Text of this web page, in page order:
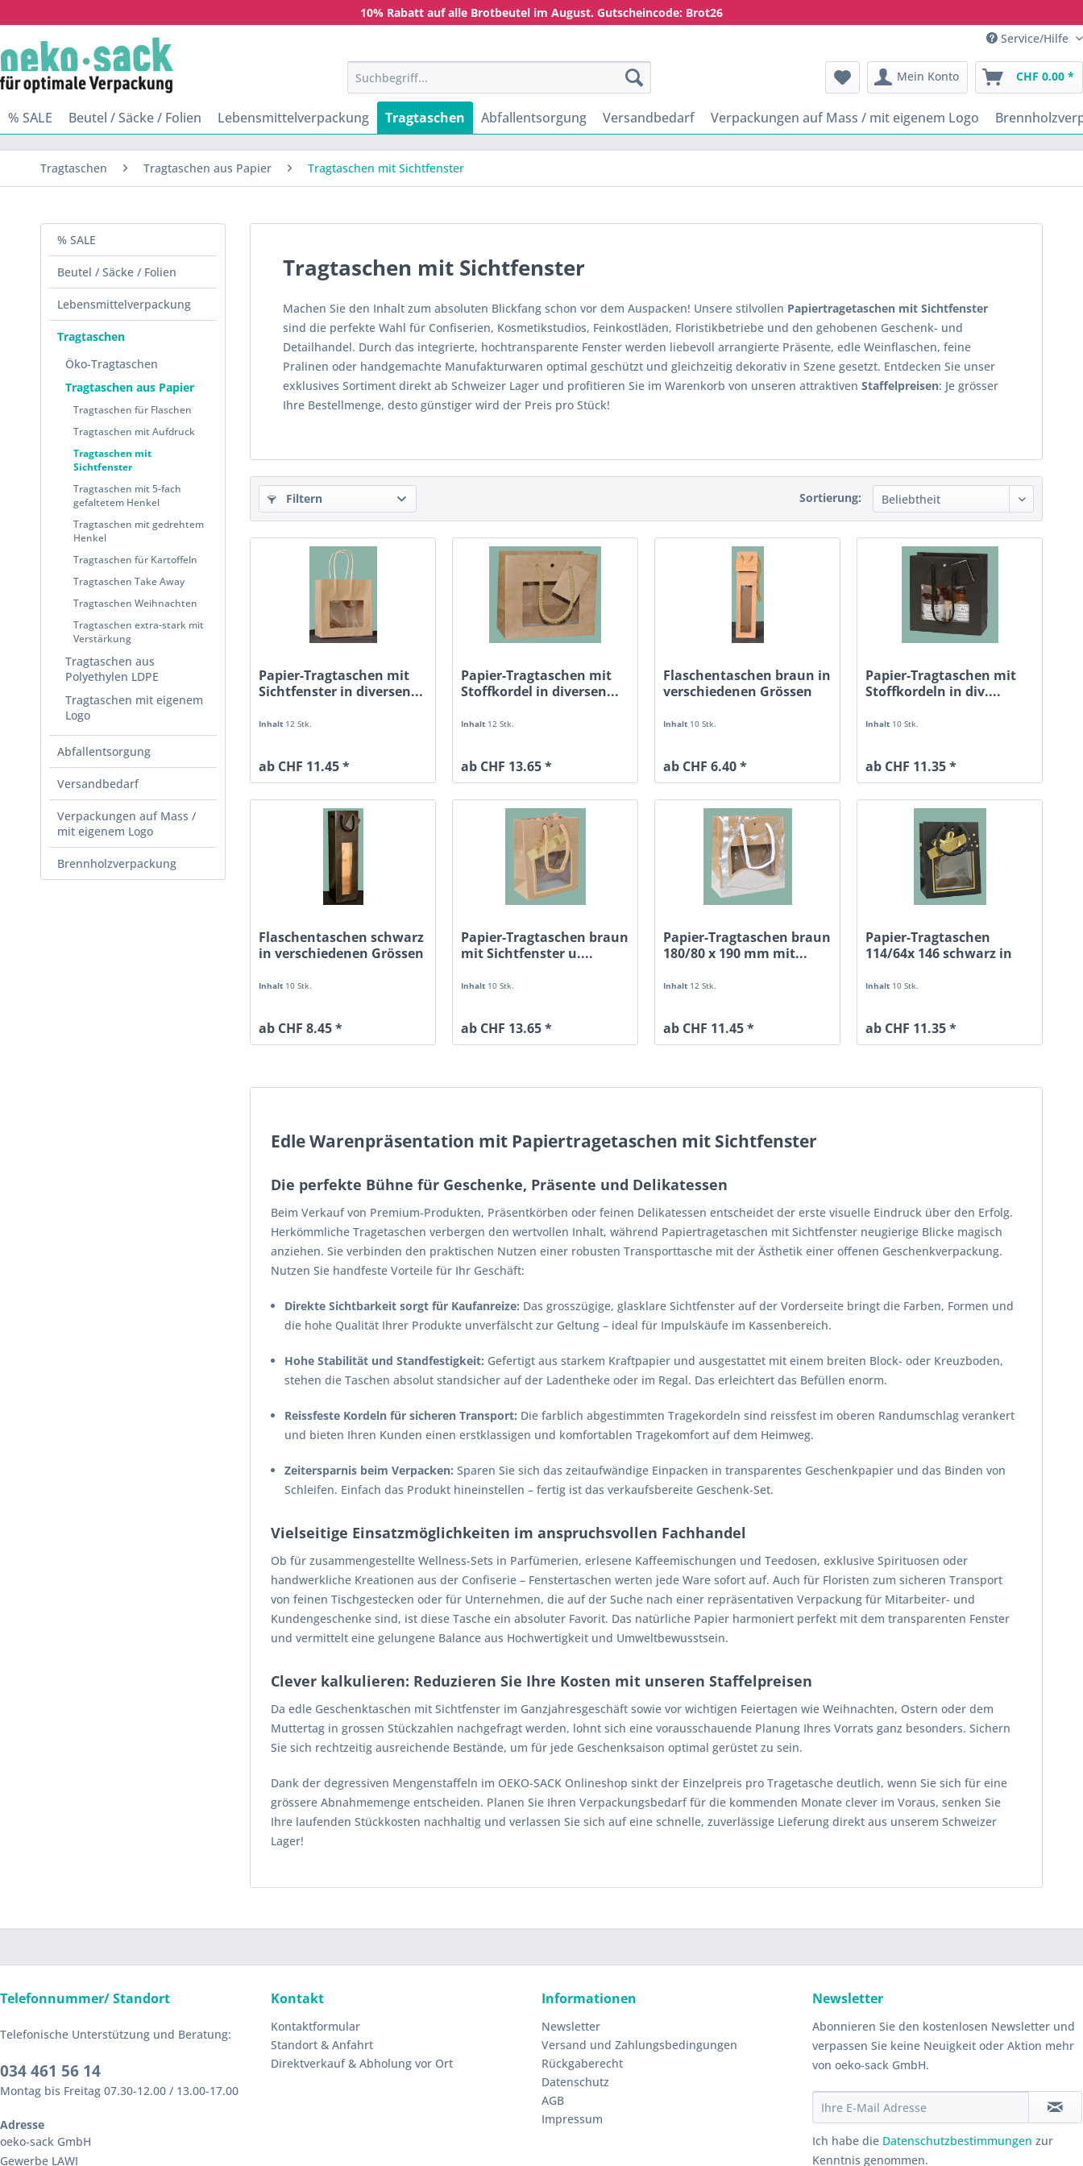
10% Rabatt auf alle Brotbeutel im August. Gutscheincode: Brot26
Service/Hilfe
Mein Konto CHF 0.00 *
% SALE Beutel / Säcke / Folien Lebensmittelverpackung Tragtaschen Abfallentsorgung Versandbedarf Verpackungen auf Mass / mit eigenem Logo
Tragtaschen Tragtaschen aus Papier Tragtaschen mit Sichtfenster
% SALE
Beutel / Säcke / Folien
Lebensmittelverpackung
Tragtaschen
Öko-Tragtaschen
Tragtaschen aus Papier
Tragtaschen für Flaschen
Tragtaschen mit Aufdruck
Tragtaschen mit
Sichtfenster
Tragtaschen mit 5-fach
gefaltetem Henkel
Tragtaschen mit gedrehtem
Henkel
Tragtaschen für Kartoffeln
Tragtaschen Take Away
Tragtaschen Weihnachten
Tragtaschen extra-stark mit
Verstärkung
Tragtaschen aus
Polyethylen LDPE
Tragtaschen mit eigenem
Logo
Abfallentsorgung
Versandbedarf
Verpackungen auf Mass /
mit eigenem Logo
Brennholzverpackung
Tragtaschen mit Sichtfenster
Machen Sie den Inhalt zum absoluten Blickfang schon vor dem Auspacken! Unsere stilvollen Papiertragetaschen mit Sichtfenster
sind die perfekte Wahl für Confiserien, Kosmetikstudios, Feinkostläden, Floristikbetriebe und den gehobenen Geschenk- und
Detailhandel. Durch das integrierte, hochtransparente Fenster werden liebevoll arrangierte Präsente, edle Weinflaschen, feine
Pralinen oder handgemachte Manufakturwaren optimal geschützt und gleichzeitig dekorativ in Szene gesetzt. Entdecken Sie unser
exklusives Sortiment direkt ab Schweizer Lager und profitieren Sie im Warenkorb von unseren attraktiven Staffelpreisen: Je grösser
Ihre Bestellmenge, desto günstiger wird der Preis pro Stück!
Filtern Sortierung:
Papier-Tragtaschen mit
Sichtfenster in diversen...
Inhalt 12 Stk.
ab CHF 11.45 *
Papier-Tragtaschen mit
Stoffkordel in diversen...
Inhalt 12 Stk.
ab CHF 13.65 *
Flaschentaschen braun in
verschiedenen Grössen
Inhalt 10 Stk.
ab CHF 6.40 *
Papier-Tragtaschen mit
Stoffkordeln in div....
Inhalt 10 Stk.
ab CHF 11.35 *
Flaschentaschen schwarz
in verschiedenen Grössen
Inhalt 10 Stk.
ab CHF 8.45 *
Papier-Tragtaschen braun
mit Sichtfenster u....
Inhalt 10 Stk.
ab CHF 13.65 *
Papier-Tragtaschen braun
180/80 x 190 mm mit...
Inhalt 12 Stk.
ab CHF 11.45 *
Papier-Tragtaschen
114/64x 146 schwarz in
Inhalt 10 Stk.
ab CHF 11.35 *
Edle Warenpräsentation mit Papiertragetaschen mit Sichtfenster
Die perfekte Bühne für Geschenke, Präsente und Delikatessen
Beim Verkauf von Premium-Produkten, Präsentkörben oder feinen Delikatessen entscheidet der erste visuelle Eindruck über den Erfolg.
Herkömmliche Tragetaschen verbergen den wertvollen Inhalt, während Papiertragetaschen mit Sichtfenster neugierige Blicke magisch
anziehen. Sie verbinden den praktischen Nutzen einer robusten Transporttasche mit der Ästhetik einer offenen Geschenkverpackung.
Nutzen Sie handfeste Vorteile für Ihr Geschäft:
Direkte Sichtbarkeit sorgt für Kaufanreize: Das grosszügige, glasklare Sichtfenster auf der Vorderseite bringt die Farben, Formen und
die hohe Qualität Ihrer Produkte unverfälscht zur Geltung – ideal für Impulskäufe im Kassenbereich.
Hohe Stabilität und Standfestigkeit: Gefertigt aus starkem Kraftpapier und ausgestattet mit einem breiten Block- oder Kreuzboden,
stehen die Taschen absolut standsicher auf der Ladentheke oder im Regal. Das erleichtert das Befüllen enorm.
Reissfeste Kordeln für sicheren Transport: Die farblich abgestimmten Tragekordeln sind reissfest im oberen Randumschlag verankert
und bieten Ihren Kunden einen erstklassigen und komfortablen Tragekomfort auf dem Heimweg.
Zeitersparnis beim Verpacken: Sparen Sie sich das zeitaufwändige Einpacken in transparentes Geschenkpapier und das Binden von
Schleifen. Einfach das Produkt hineinstellen – fertig ist das verkaufsbereite Geschenk-Set.
Vielseitige Einsatzmöglichkeiten im anspruchsvollen Fachhandel
Ob für zusammengestellte Wellness-Sets in Parfümerien, erlesene Kaffeemischungen und Teedosen, exklusive Spirituosen oder
handwerkliche Kreationen aus der Confiserie – Fenstertaschen werten jede Ware sofort auf. Auch für Floristen zum sicheren Transport
von feinen Tischgestecken oder für Unternehmen, die auf der Suche nach einer repräsentativen Verpackung für Mitarbeiter- und
Kundengeschenke sind, ist diese Tasche ein absoluter Favorit. Das natürliche Papier harmoniert perfekt mit dem transparenten Fenster
und vermittelt eine gelungene Balance aus Hochwertigkeit und Umweltbewusstsein.
Clever kalkulieren: Reduzieren Sie Ihre Kosten mit unseren Staffelpreisen
Da edle Geschenktaschen mit Sichtfenster im Ganzjahresgeschäft sowie vor wichtigen Feiertagen wie Weihnachten, Ostern oder dem
Muttertag in grossen Stückzahlen nachgefragt werden, lohnt sich eine vorausschauende Planung Ihres Vorrats ganz besonders. Sichern
Sie sich rechtzeitig ausreichende Bestände, um für jede Geschenksaison optimal gerüstet zu sein.
Dank der degressiven Mengenstaffeln im OEKO-SACK Onlineshop sinkt der Einzelpreis pro Tragetasche deutlich, wenn Sie sich für eine
grössere Abnahmemenge entscheiden. Planen Sie Ihren Verpackungsbedarf für die kommenden Monate clever im Voraus, senken Sie
Ihre laufenden Stückkosten nachhaltig und verlassen Sie sich auf eine schnelle, zuverlässige Lieferung direkt aus unserem Schweizer
Lager!
Telefonnummer/ Standort
Telefonische Unterstützung und Beratung:
034 461 56 14
Montag bis Freitag 07.30-12.00 / 13.00-17.00
Adresse
oeko-sack GmbH
Gewerbe LAWI
Kontakt
Kontaktformular
Standort & Anfahrt
Direktverkauf & Abholung vor Ort
Informationen
Newsletter
Versand und Zahlungsbedingungen
Rückgaberecht
Datenschutz
AGB
Impressum
Newsletter
Abonnieren Sie den kostenlosen Newsletter und
verpassen Sie keine Neuigkeit oder Aktion mehr
von oeko-sack GmbH.
Ich habe die Datenschutzbestimmungen zur
Kenntnis genommen.